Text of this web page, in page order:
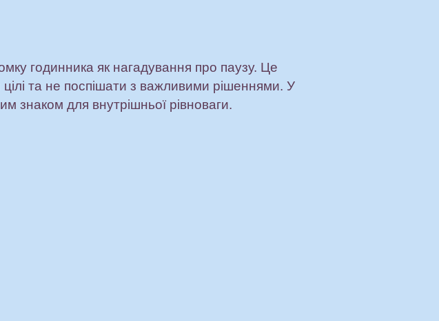
годинника як нагадування про паузу. Це
та не поспішати з важливими рішеннями. У
знаком для внутрішньої рівноваги.